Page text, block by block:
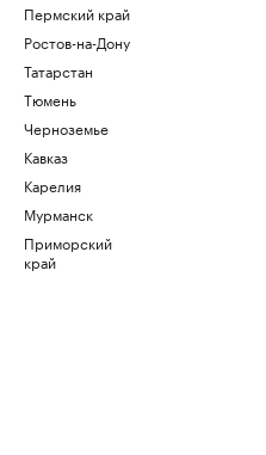
Пермский край
Ростов-на-Дону
Татарстан
Тюмень
Черноземье
Кавказ
Карелия
Мурманск
Приморский
край